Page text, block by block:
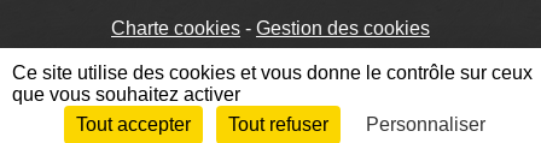
Charte cookies Gestion des cookies
Envie de participer ? Connexion
Ce site utilise des cookies et vous donne le contrôle sur ceux
que vous souhaitez activer
Tout accepter
Tout refuser Personnaliser